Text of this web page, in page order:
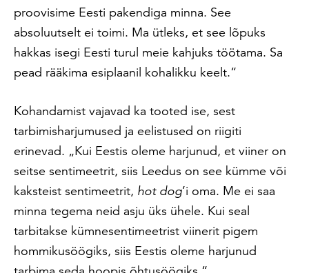
proovisime Eesti pakendiga minna. See
absoluutselt ei toimi. Ma ütleks, et see lõpuks
hakkas isegi Eesti turul meie kahjuks töötama. Sa
pead rääkima esiplaanil kohalikku keelt.“
Kohandamist vajavad ka tooted ise, sest
tarbimisharjumused ja eelistused on riigiti
erinevad. „Kui Eestis oleme harjunud, et viiner on
seitse sentimeetrit, siis Leedus on see kümme või
kaksteist sentimeetrit, hot dog’i oma. Me ei saa
minna tegema neid asju üks ühele. Kui seal
tarbitakse kümnesentimeetrist viinerit pigem
hommikusöögiks, siis Eestis oleme harjunud